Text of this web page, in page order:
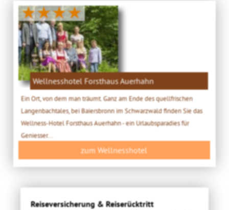
★★★★
Wellnesshotel Forsthaus Auerhahn
Ein Ort, von dem man träumt. Ganz am Ende des quellfrischen
Langenbachtales, bei Baiersbronn im Schwarzwald finden Sie das
Wellness-Hotel Forsthaus Auerhahn - ein Urlaubsparadies für
Geniesser...
zum Wellnesshotel
Reiseversicherung & Reiserücktritt